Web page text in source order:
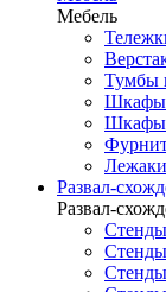
Мебель
Тумбы
Шкафы
Шкафы
Развал-
Развал-